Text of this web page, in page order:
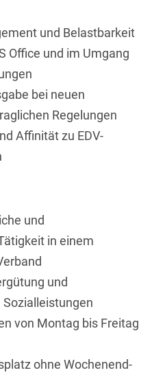
und Belastbarkeit
Office und im Umgang
bei neuen
Regelungen
Affinität zu EDV-
und
in einem
und
von Montag bis Freitag
ohne Wochenend-